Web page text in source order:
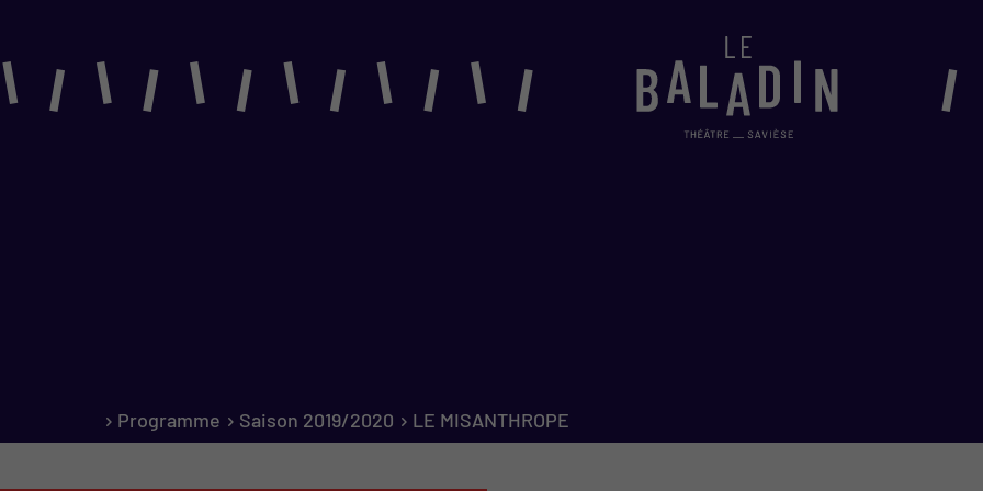
PROGRAMME BILLETTERIE
Programme Saison 2019/2020 LE MISANTHROPE